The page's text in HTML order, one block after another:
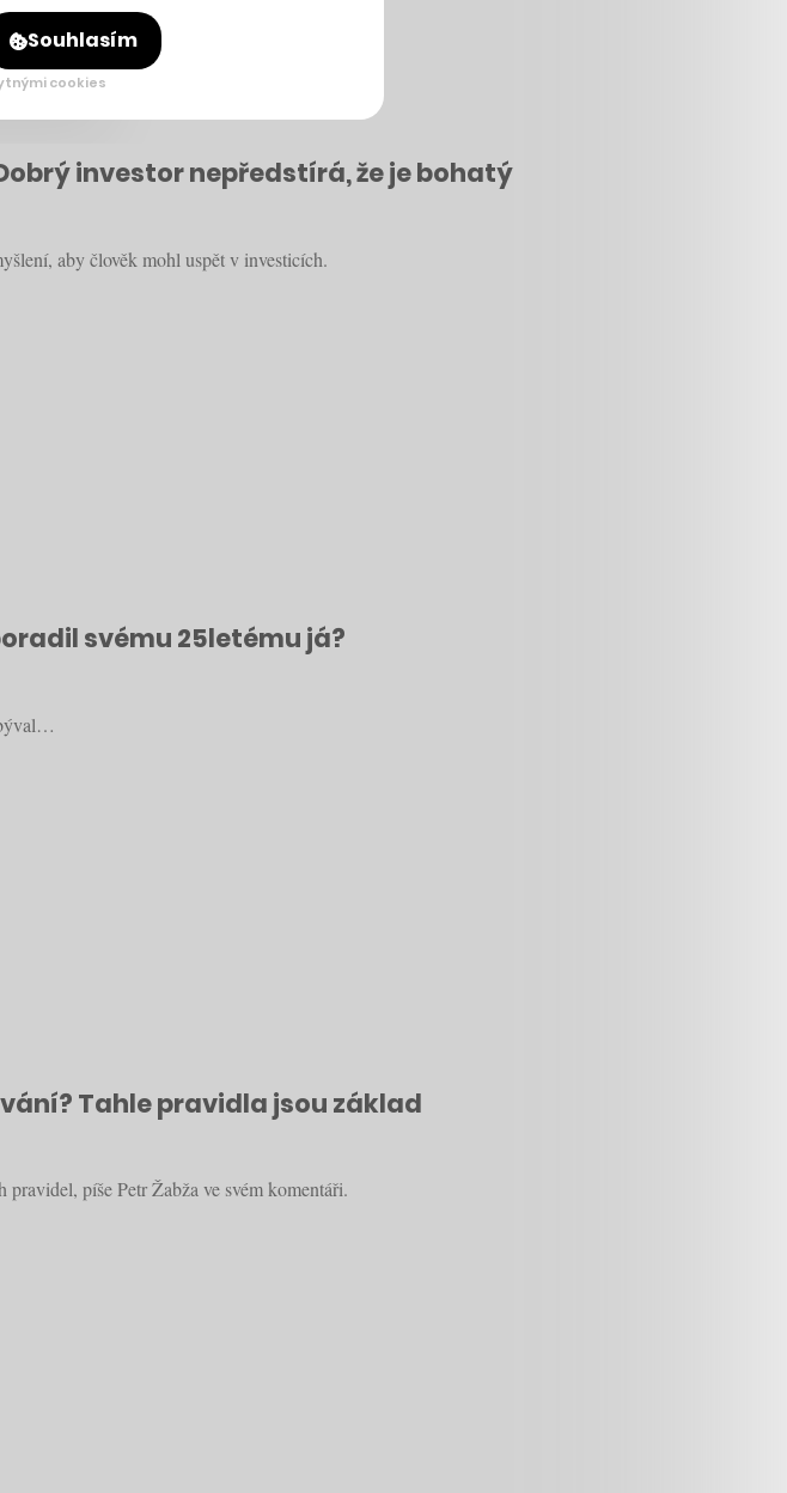
investor nepředstírá, že je bohatý
aby člověk mohl uspět v investicích.
svému 25letému já?
Tahle pravidla jsou základ
píše Petr Žabža ve svém komentáři.
Souhlasím
cookies